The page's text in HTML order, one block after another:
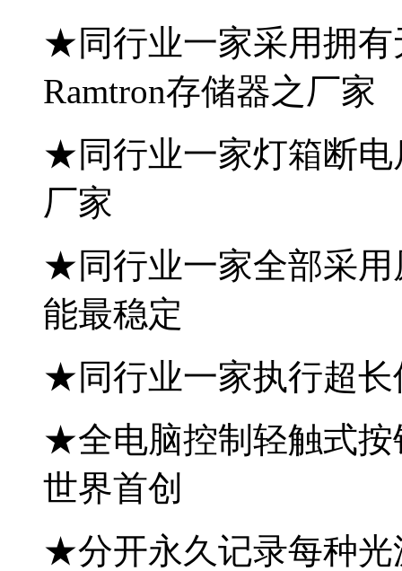
★同行业一家采用拥有
Ramtron存储器之厂家
★同行业一家灯箱断电
厂家
★同行业一家全部采用
能最稳定
★同行业一家执行超长
★全电脑控制轻触式按
世界首创
★分开永久记录每种光